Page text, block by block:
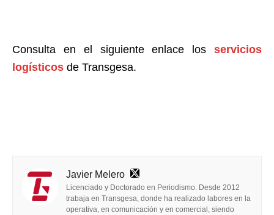
Consulta en el siguiente enlace los servicios
logísticos de Transgesa.
Javier Melero
Licenciado y Doctorado en Periodismo. Desde 2012
trabaja en Transgesa, donde ha realizado labores en la
operativa, en comunicación y en comercial, siendo